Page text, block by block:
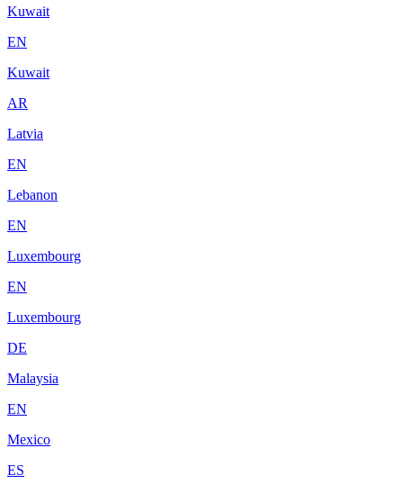
Kuwait
EN
Kuwait
AR
Latvia
EN
Lebanon
EN
Luxembourg
EN
Luxembourg
DE
Malaysia
EN
Mexico
ES